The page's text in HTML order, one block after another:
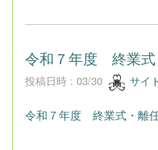
令和７年度 終業式
投稿日時 : 03/30 サイ
令和７年度 終業式・離